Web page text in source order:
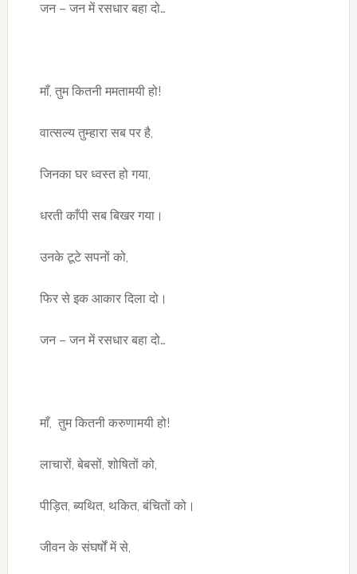
जन – जन में रसधार बहा दो…
माँ, तुम कितनी ममतामयी हो!
वात्सल्य तुम्हारा सब पर है,
जिनका घर ध्वस्त हो गया,
धरती काँपी सब बिखर गया।
उनके टूटे सपनों को,
फिर से इक आकार दिला दो।
जन – जन में रसधार बहा दो…
माँ, तुम कितनी करुणामयी हो!
लाचारों, बेबसों, शोषितों को,
पीड़ित, ब्यथित, थकित, बंचितों को।
जीवन के संघर्षों में से,